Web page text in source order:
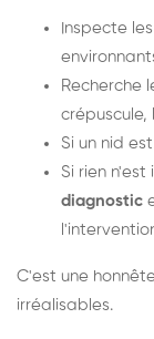
Inspecte
Recherche
crépuscule,
Si un nid
Si rien n'est
diagnostic
C'est une
irréalisables.